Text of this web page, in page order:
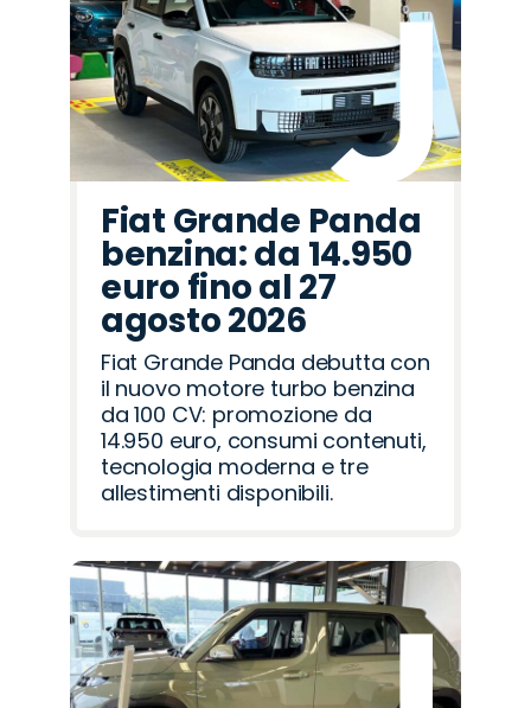
Fiat Grande Panda
benzina: da 14.950
euro fino al 27
agosto 2026
Fiat Grande Panda debutta con
il nuovo motore turbo benzina
da 100 CV: promozione da
14.950 euro, consumi contenuti,
tecnologia moderna e tre
allestimenti disponibili.